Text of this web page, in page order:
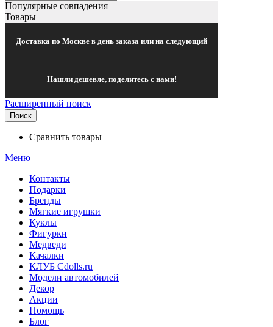
Популярные совпадения
Товары
Доставка по Москве в день заказа или на следующий
Нашли дешевле, поделитесь с нами!
Расширенный поиск
Поиск
Сравнить товары
Меню
Контакты
Подарки
Бренды
Мягкие игрушки
Куклы
Фигурки
Медведи
Качалки
КЛУБ Cdolls.ru
Модели автомобилей
Декор
Акции
Помощь
Блог